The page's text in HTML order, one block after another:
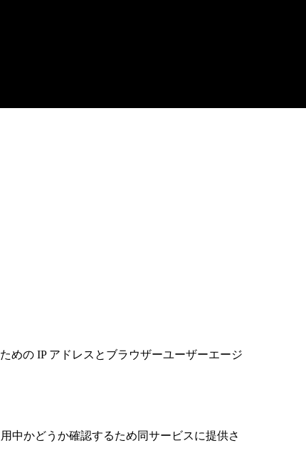
めの IP アドレスとブラウザーユーザーエージ
中かどうか確認するため同サービスに提供さ